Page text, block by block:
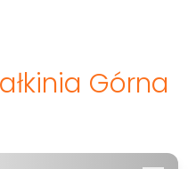
Górna